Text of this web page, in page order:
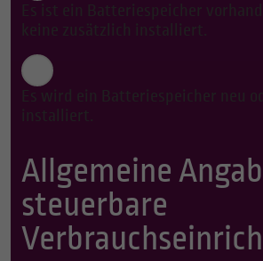
Es ist ein Batteriespeicher
keine zusätzlich installiert.
Es wird ein Batteriespeicher neu
installiert.
Allgemeine
steuerbare